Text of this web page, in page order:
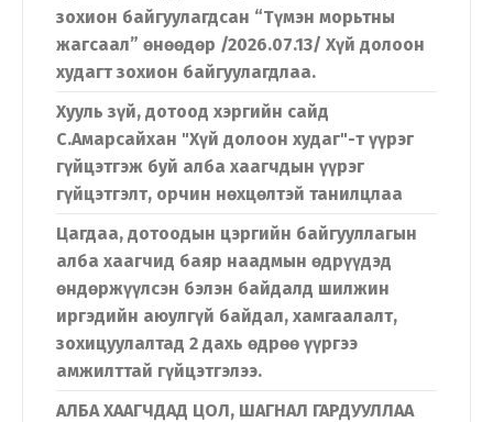
зохион байгуулагдсан “Түмэн морьтны
жагсаал” өнөөдөр /2026.07.13/ Хүй долоон
худагт зохион байгуулагдлаа.
Хууль зүй, дотоод хэргийн сайд
С.Амарсайхан "Хүй долоон худаг"-т үүрэг
гүйцэтгэж буй алба хаагчдын үүрэг
гүйцэтгэлт, орчин нөхцөлтэй танилцлаа
Цагдаа, дотоодын цэргийн байгууллагын
алба хаагчид баяр наадмын өдрүүдэд
өндөржүүлсэн бэлэн байдалд шилжин
иргэдийн аюулгүй байдал, хамгаалалт,
зохицуулалтад 2 дахь өдрөө үүргээ
амжилттай гүйцэтгэлээ.
АЛБА ХААГЧДАД ЦОЛ, ШАГНАЛ ГАРДУУЛЛАА